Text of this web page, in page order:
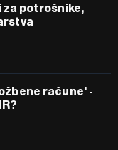
za potrošnike,
račune' -